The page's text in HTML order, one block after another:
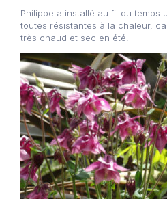
Philippe a installé au fil du temps
toutes résistantes à la chaleur,
très chaud et sec en été.